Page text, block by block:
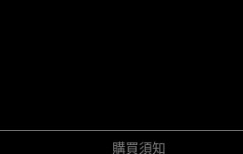
購買須知